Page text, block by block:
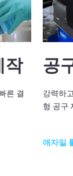
작
른 결
공
강력하
형 공구
애자일